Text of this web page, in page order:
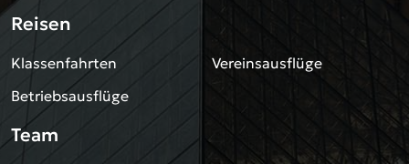
Reisen
Klassenfahrten
Betriebsausflüge
Vereinsausflüge
Team